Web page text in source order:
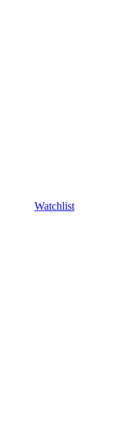
Watchlist